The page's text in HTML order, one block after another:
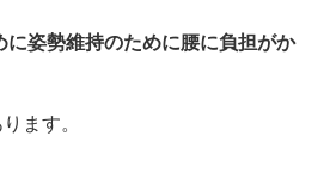
に姿勢維持のために腰に負担がか
ます。